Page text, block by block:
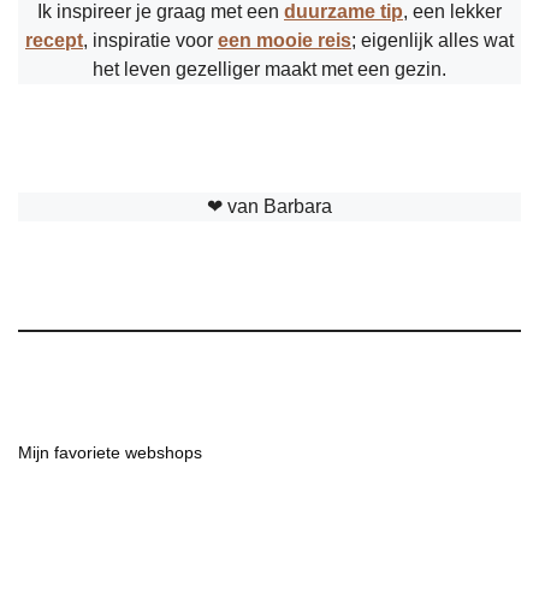
Ik inspireer je graag met een duurzame tip, een lekker
recept, inspiratie voor een mooie reis; eigenlijk alles wat
het leven gezelliger maakt met een gezin.
❤︎ van Barbara
Mijn favoriete webshops